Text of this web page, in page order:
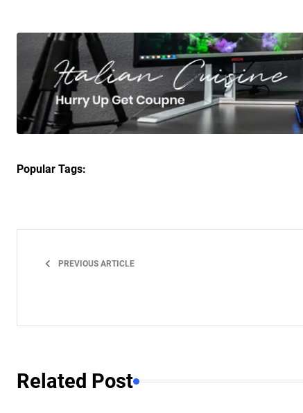
Popular Tags:
PREVIOUS ARTICLE
Related Post